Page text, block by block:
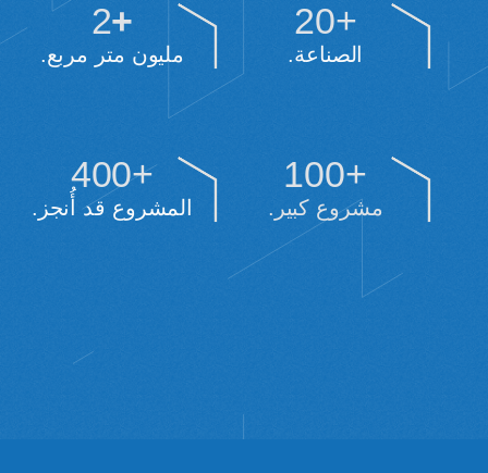
+
2
مليون متر مربع.
+
20
الصناعة.
+
400
المشروع قد أُنجز.
+
100
مشروع كبير.